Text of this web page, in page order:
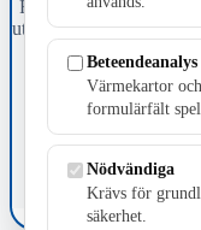
Fristående
ut tidningen
april 2026 omfattar
E-post:
Värmekartor
formulärfält
Nödvändiga
Krävs för
säkerhet.